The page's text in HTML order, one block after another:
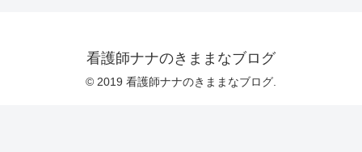
看護師ナナのきままなブログ
© 2019 看護師ナナのきままなブログ.